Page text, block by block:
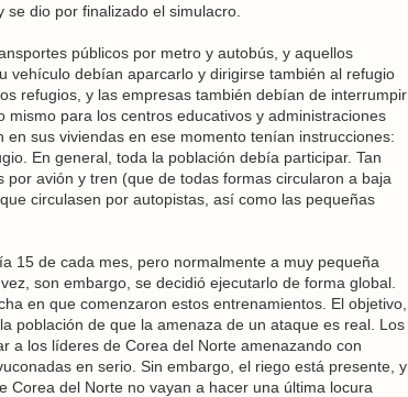
dio por finalizado el simulacro.
públicos por metro y autobús, y aquellos
vehículo debían aparcarlo y dirigirse también al refugio
refugios, y las empresas también debían de interrumpir
para los centros educativos y administraciones
sus viviendas en ese momento tenían instrucciones:
En general, toda la población debía participar. Tan
avión y tren (que de todas formas circularon a baja
circulasen por autopistas, así como las pequeñas
15 de cada mes, pero normalmente a muy pequeña
son embargo, se decidió ejecutarlo de forma global.
en que comenzaron estos entrenamientos. El objetivo,
población de que la amenaza de un ataque es real. Los
a los líderes de Corea del Norte amenazando con
en serio. Sin embargo, el riego está presente, y
del Norte no vayan a hacer una última locura